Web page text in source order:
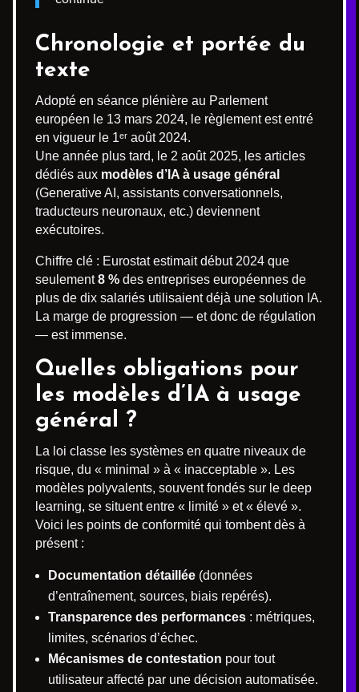
Chronologie et portée du
texte
Adopté en séance plénière au Parlement
européen le 13 mars 2024, le règlement est entré
en vigueur le 1ᵉʳ août 2024.
Une année plus tard, le 2 août 2025, les articles
dédiés aux modèles d’IA à usage général
(Generative AI, assistants conversationnels,
traducteurs neuronaux, etc.) deviennent
exécutoires.
Chiffre clé : Eurostat estimait début 2024 que
seulement8 % des entreprises européennes de
plus de dix salariés utilisaient déjà une solution IA.
La marge de progression — et donc de régulation
— est immense.
Quelles obligations pour
les modèles d’IA à usage
général ?
La loi classe les systèmes en quatre niveaux de
risque, du « minimal » à « inacceptable ». Les
modèles polyvalents, souvent fondés sur le deep
learning, se situent entre « limité » et « élevé ».
Voici les points de conformité qui tombent dès à
présent :
Documentation détaillée (données
d’entraînement, sources, biais repérés).
Transparence des performances : métriques,
limites, scénarios d’échec.
Mécanismes de contestation pour tout
utilisateur affecté par une décision automatisée.